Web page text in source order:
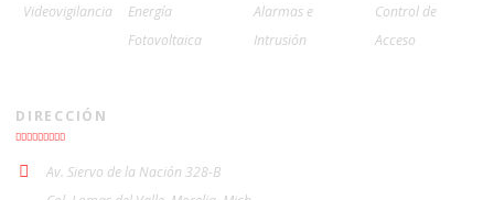
Videovigilancia
Energía
Fotovoltaica
Alarmas e
Intrusión
Control de
Acceso
DIRECCIÓN
Av. Siervo de la Nación 328-B